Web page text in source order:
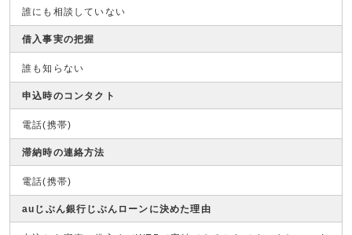
誰にも相談していない
借入事実の把握
誰も知らない
申込時のコンタクト
電話(携帯)
滞納時の連絡方法
電話(携帯)
auじぶん銀行じぶんローンに決めた理由